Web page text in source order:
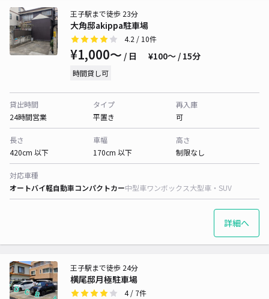
大角邸akippa駐車場
王子駅まで徒歩 23分
4.2 / 10件
¥1,000〜 / 日 ¥100〜 / 15分
時間貸し可
貸出時間
24時間営業
タイプ
平置き
再入庫
可
長さ
420cm 以下
車幅
170cm 以下
高さ
制限なし
対応車種
オートバイ軽自動車コンパクトカー中型車ワンボックス大型車・SUV
詳細へ
横尾邸月極駐車場
王子駅まで徒歩 24分
4/ 7件